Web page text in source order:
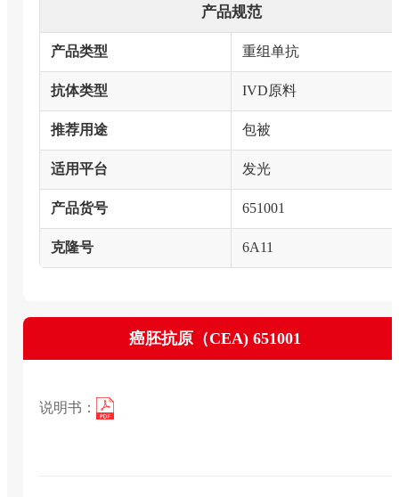
产品规范
产品类型 重组单抗
抗体类型 IVD原料
推荐用途 包被
适用平台 发光
产品货号 651001
克隆号 6A11
癌胚抗原（CEA) 651001
说明书：